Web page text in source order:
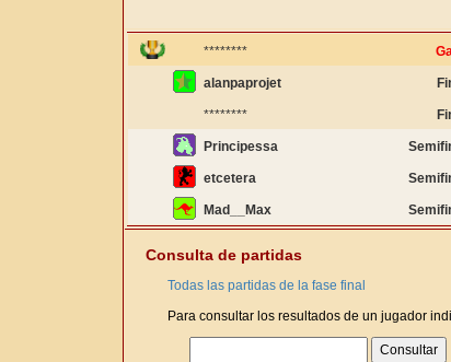
********
alanpaprojet
********
Principessa
etcetera
Mad__Max
Consulta de partidas
Todas las partidas de la fase final
Para consultar los resultados de un jugador